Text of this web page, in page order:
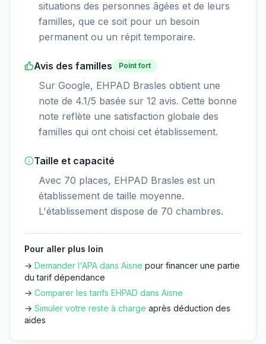
situations des personnes âgées et de leurs
familles, que ce soit pour un besoin
permanent ou un répit temporaire.
Avis des familles Point fort
Sur Google, EHPAD Brasles obtient une
note de 4.1/5 basée sur 12 avis. Cette bonne
note reflète une satisfaction globale des
familles qui ont choisi cet établissement.
Taille et capacité
Avec 70 places, EHPAD Brasles est un
établissement de taille moyenne.
L'établissement dispose de 70 chambres.
Pour aller plus loin
→ Demander l'APA dans Aisne pour financer une partie
du tarif dépendance
→ Comparer les tarifs EHPAD dans Aisne
→ Simuler votre reste à charge après déduction des
aides